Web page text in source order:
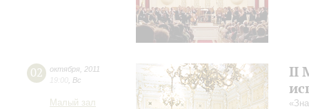
02 октября 2011
19:00 Вс
Малый зал
II